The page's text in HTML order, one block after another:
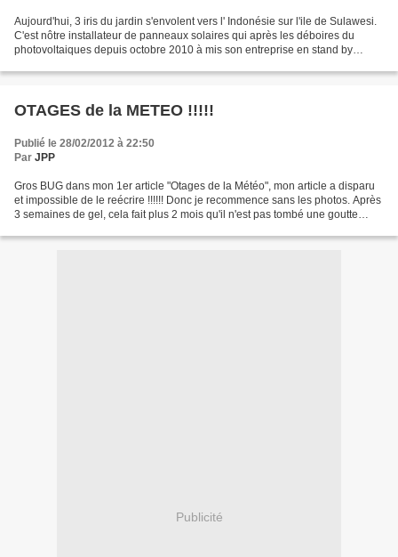
Aujourd'hui, 3 iris du jardin s'envolent vers l' Indonésie sur l'ile de Sulawesi.
C'est nôtre installateur de panneaux solaires qui après les déboires du
photovoltaiques depuis octobre 2010 à mis son entreprise en stand by
OTAGES de la METEO !!!!!
Publié le 28/02/2012 à 22:50
Par JPP
Gros BUG dans mon 1er article "Otages de la Météo", mon article a disparu
et impossible de le reécrire !!!!!! Donc je recommence sans les photos. Après
3 semaines de gel, cela fait plus 2 mois qu'il n'est pas tombé une goutte
Publicité